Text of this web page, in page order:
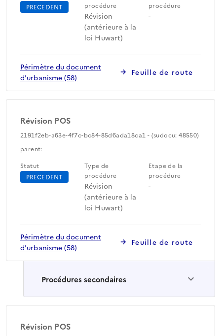
PRECEDENT
procédure
Révision
(antérieure à la
loi Huwart)
procédure
-
Périmètre du document
d'urbanisme (58)
Feuille de route
Révision POS
2191f2eb-a63e-4f7c-bc84-85d6ada18ca1 - (sudocu: 48550)
parent:
Statut
PRECEDENT
Type de
procédure
Révision
(antérieure à la
loi Huwart)
Etape de la
procédure
-
Périmètre du document
d'urbanisme (58)
Feuille de route
Procédures secondaires
Révision POS